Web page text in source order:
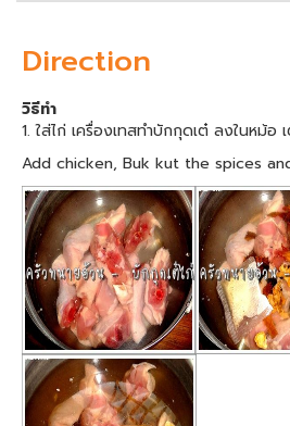
Direction
วิธีทำ
1. ใส่ไก่ เครื่องเทสทำบักกุดเต๋ ลงในหม้อ
Add chicken, Buk kut the spices